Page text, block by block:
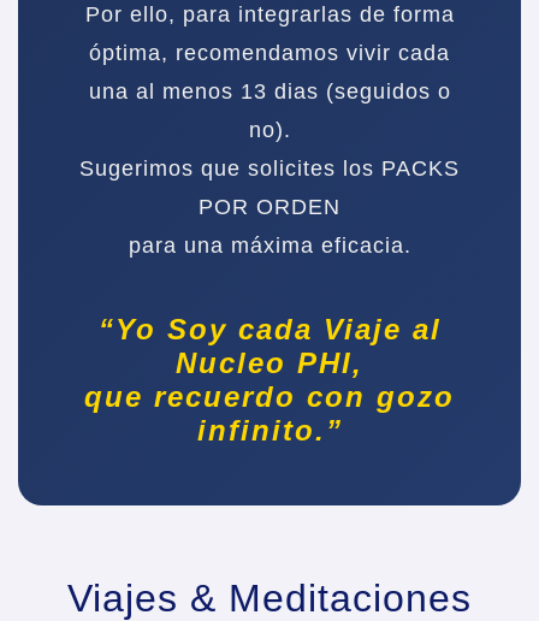
Por ello, para integrarlas de forma
óptima, recomendamos vivir cada
una al menos 13 dias (seguidos o
no).
Sugerimos que solicites los PACKS
POR ORDEN
para una máxima eficacia.
“Yo Soy cada Viaje al
Nucleo PHI,
que recuerdo con gozo
infinito.”
Viajes & Meditaciones